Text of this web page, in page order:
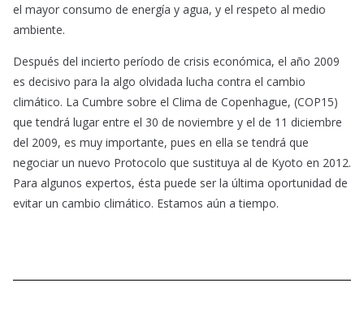
el mayor consumo de energía y agua, y el respeto al medio
ambiente.
Después del incierto período de crisis económica, el año 2009
es decisivo para la algo olvidada lucha contra el cambio
climático. La Cumbre sobre el Clima de Copenhague, (COP15)
que tendrá lugar entre el 30 de noviembre y el de 11 diciembre
del 2009, es muy importante, pues en ella se tendrá que
negociar un nuevo Protocolo que sustituya al de Kyoto en 2012.
Para algunos expertos, ésta puede ser la última oportunidad de
evitar un cambio climático. Estamos aún a tiempo.